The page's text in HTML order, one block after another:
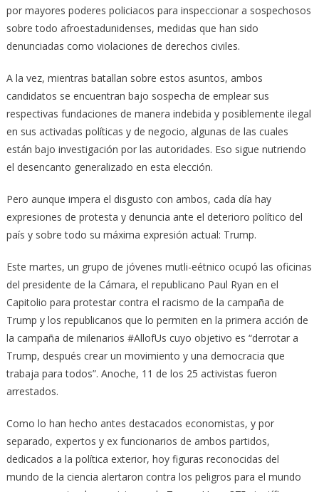
por mayores poderes policiacos para inspeccionar a sospechosos
sobre todo afroestadunidenses, medidas que han sido
denunciadas como violaciones de derechos civiles.
A la vez, mientras batallan sobre estos asuntos, ambos
candidatos se encuentran bajo sospecha de emplear sus
respectivas fundaciones de manera indebida y posiblemente ilegal
en sus activadas políticas y de negocio, algunas de las cuales
están bajo investigación por las autoridades. Eso sigue nutriendo
el desencanto generalizado en esta elección.
Pero aunque impera el disgusto con ambos, cada día hay
expresiones de protesta y denuncia ante el deterioro político del
país y sobre todo su máxima expresión actual: Trump.
Este martes, un grupo de jóvenes mutli-eétnico ocupó las oficinas
del presidente de la Cámara, el republicano Paul Ryan en el
Capitolio para protestar contra el racismo de la campaña de
Trump y los republicanos que lo permiten en la primera acción de
la campaña de milenarios #AllofUs cuyo objetivo es “derrotar a
Trump, después crear un movimiento y una democracia que
trabaja para todos”. Anoche, 11 de los 25 activistas fueron
arrestados.
Como lo han hecho antes destacados economistas, y por
separado, expertos y ex funcionarios de ambos partidos,
dedicados a la política exterior, hoy figuras reconocidas del
mundo de la ciencia alertaron contra los peligros para el mundo